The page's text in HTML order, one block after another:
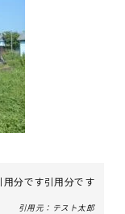
用分です引用分です
テスト太郎